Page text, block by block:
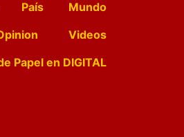
País
Mundo
Videos
Papel en DIGITAL